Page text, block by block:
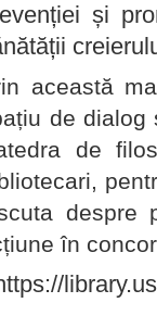
și
această
de dialog
de
despre
în